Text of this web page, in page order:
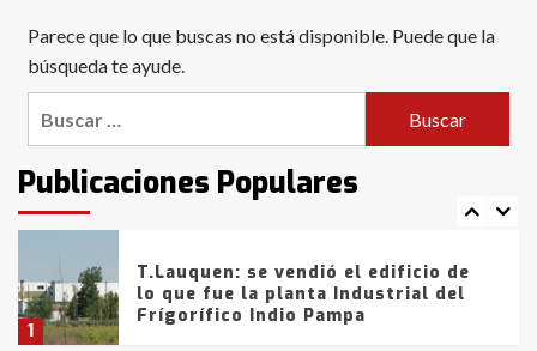
Parece que lo que buscas no está disponible. Puede que la
búsqueda te ayude.
Publicaciones Populares
6
con lluvias y heladas, en gran parte
de la provincia
intentaron evadir a la Policía
fueron detenidos por
comercialización de drogas en la
tarde del sábado
1
T.Lauquen: se vendió el edificio de
lo que fue la planta Industrial del
Frígorífico Indio Pampa